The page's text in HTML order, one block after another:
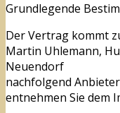
Grundlegende
Der Vertrag kommt
Martin Uhlemann,
Neuendorf
nachfolgend
entnehmen Sie dem